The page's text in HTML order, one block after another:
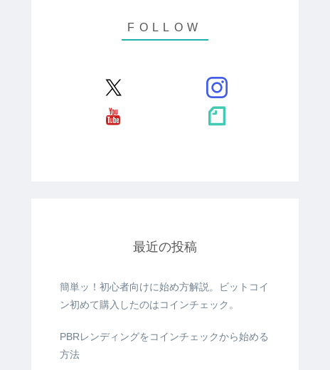
最近の投稿
簡単ッ！初心者向けに始め方解説。ビットコイ
ン初めて購入したのはコインチェック。
PBRレンディングをコインチェックから始める
方法